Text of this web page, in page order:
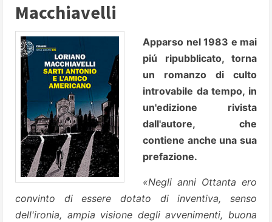
Macchiavelli
Apparso nel 1983 e mai
piú ripubblicato, torna
un romanzo di culto
introvabile da tempo, in
un'edizione rivista
dall'autore, che
contiene anche una sua
prefazione.
«Negli anni Ottanta ero
convinto di essere dotato di inventiva, senso
dell'ironia, ampia visione degli avvenimenti, buona